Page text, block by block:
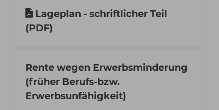
Lageplan - schriftlicher Teil
(PDF)
Rente wegen Erwerbsminderung
(früher Berufs-bzw.
Erwerbsunfähigkeit)